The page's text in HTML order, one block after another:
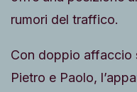
rumori del traffico.
Con doppio affaccio
Pietro e Paolo,